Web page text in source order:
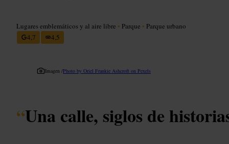
Lugares emblemáticos y al aire libre • Parque • Parque urbano
4,7
4,5
Imagen /Photo by Oriel Frankie Ashcroft on Pexels
“Una calle, siglos de